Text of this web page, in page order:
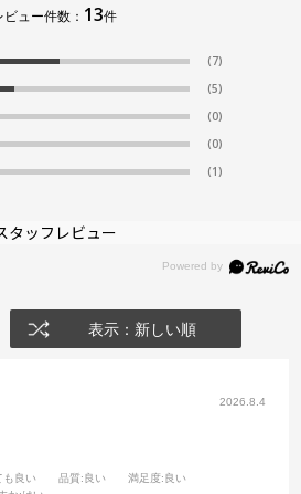
ビュー件数： 13件
(7)
(5)
(0)
(0)
(1)
タッフレビュー
表示：新しい順
2026.8.4
も良い 品質:良い 満足度:良い